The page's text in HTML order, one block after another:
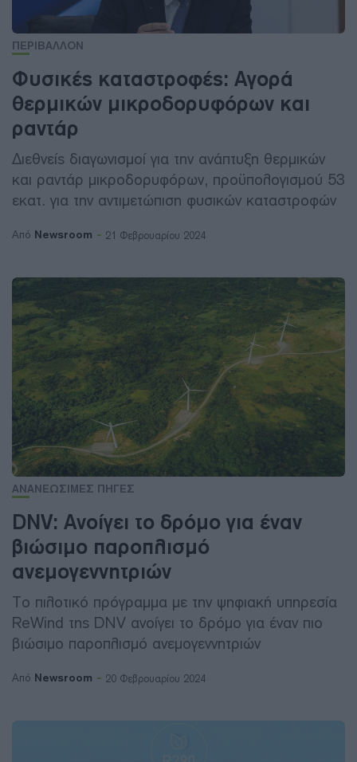
ΠΕΡΙΒΑΛΛΟΝ
Φυσικές καταστροφές: Αγορά
θερμικών μικροδορυφόρων και
ραντάρ
Διεθνείς διαγωνισμοί για την ανάπτυξη θερμικών
και ραντάρ μικροδορυφόρων, προϋπολογισμού 53
εκατ. για την αντιμετώπιση φυσικών καταστροφών
Από Newsroom 21 Φεβρουαρίου 2024
ΑΝΑΝΕΩΣΙΜΕΣ ΠΗΓΕΣ
DNV: Ανοίγει το δρόμο για έναν
βιώσιμο παροπλισμό
ανεμογεννητριών
Το πιλοτικό πρόγραμμα με την ψηφιακή υπηρεσία
ReWind της DNV ανοίγει το δρόμο για έναν πιο
βιώσιμο παροπλισμό ανεμογεννητριών
Από Newsroom 20 Φεβρουαρίου 2024